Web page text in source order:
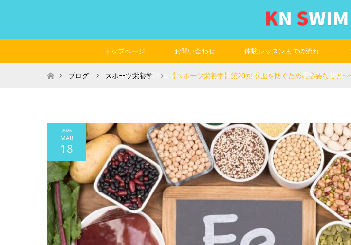
トップページ お問い合わせ 体験レッスンまでの流れ
レース動画チェック コーチングスタッフ 予約空き状況
ホームブログ スポーツ栄養学 【スポーツ栄養学】第20回 貧血を防ぐために必要なこと
2026
MAR
18